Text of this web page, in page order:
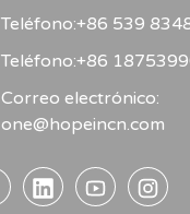
Teléfono:+86 539
Teléfono:+86
Correo electrónico:
one@hopeincn.com